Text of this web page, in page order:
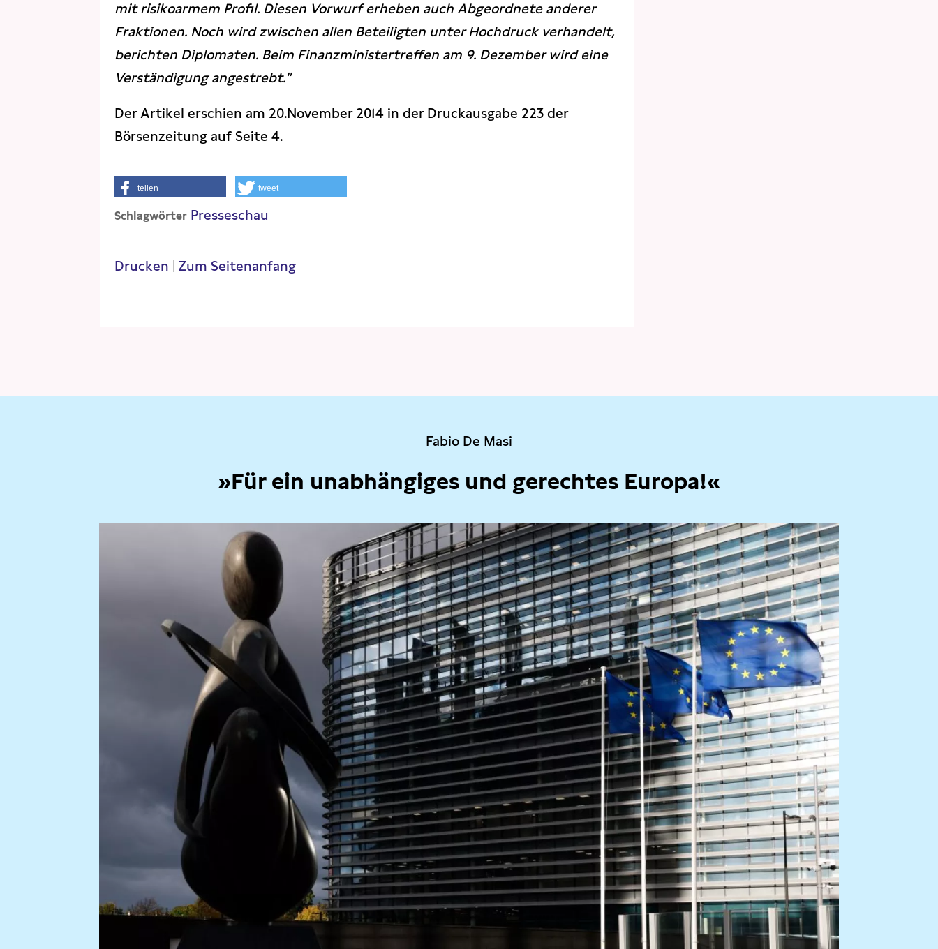
mit risikoarmem Profil. Diesen Vorwurf erheben auch Abgeordnete anderer
Fraktionen. Noch wird zwischen allen Beteiligten unter Hochdruck verhandelt,
berichten Diplomaten. Beim Finanzministertreffen am 9. Dezember wird eine
Verständigung angestrebt."
Der Artikel erschien am 20.November 2014 in der Druckausgabe 223 der
Börsenzeitung auf Seite 4.
teilen tweet
Schlagwörter Presseschau
Drucken Zum Seitenanfang
Fabio De Masi
»Für ein unabhängiges und gerechtes Europa!«